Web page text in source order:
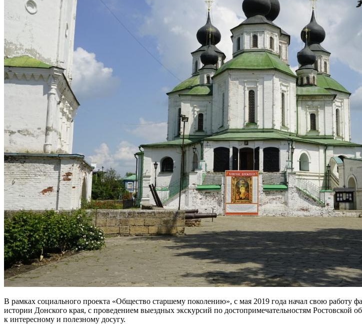
В рамках социального проекта «Общество старшему поколению», с мая 2019 года начал свою работу
истории Донского края, с проведением выездных экскурсий по достопримечательностям
к интересному и полезному досугу.